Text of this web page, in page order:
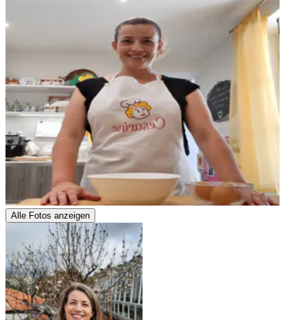
Alle Fotos anzeigen